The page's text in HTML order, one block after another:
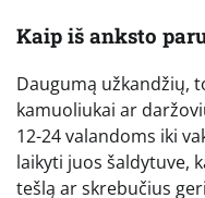
Kaip iš anksto
Daugumą užkandžių,
kamuoliukai ar
12-24 valandoms iki
laikyti juos šaldytuve,
tešlą ar skrebučius